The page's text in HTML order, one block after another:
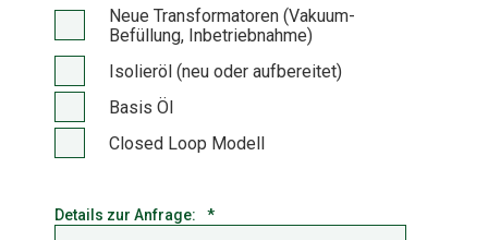
Neue Transformatoren (Vakuum-
Befüllung, Inbetriebnahme)
Isolieröl (neu oder aufbereitet)
Basis Öl
Closed Loop Modell
Details zur Anfrage: *